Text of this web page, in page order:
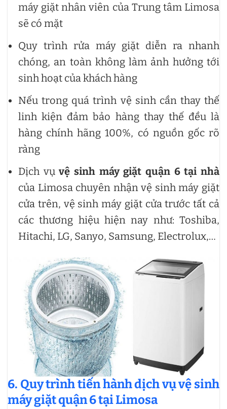
máy giặt nhân viên của Trung tâm Limosa
sẽ có mặt
Quy trình rửa máy giặt diễn ra nhanh
chóng, an toàn không làm ảnh hưởng tới
sinh hoạt của khách hàng
Nếu trong quá trình vệ sinh cần thay thế
linh kiện đảm bảo hàng thay thế đều là
hàng chính hãng 100%, có nguồn gốc rõ
ràng
Dịch vụvệ sinh máy giặt quận 6 tại nhà
của Limosa chuyên nhận vệ sinh máy giặt
cửa trên, vệ sinh máy giặt cửa trước tất cả
các thương hiệu hiện nay như: Toshiba,
Hitachi, LG, Sanyo, Samsung, Electrolux,…
6. Quy trình tiến hành dịch vụ vệ sinh
máy giặt quận 6 tại Limosa